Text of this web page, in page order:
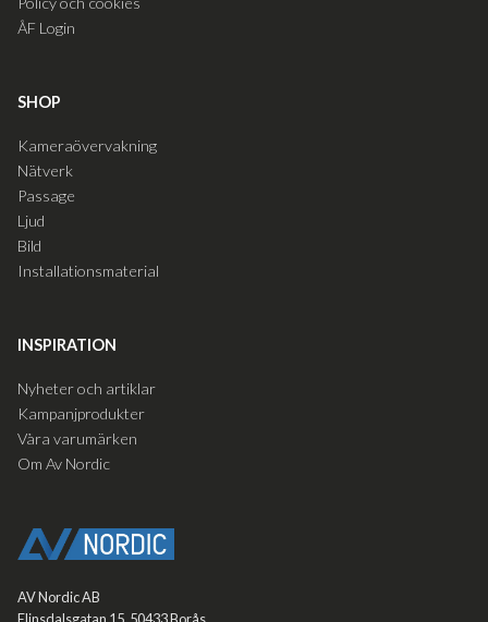
AV Nordic AB
ÅF Login
SHOP
Kameraövervakning
Nätverk
Passage
Ljud
Bild
Installationsmaterial
INSPIRATION
Nyheter och artiklar
Kampanjprodukter
Våra varumärken
Om Av Nordic